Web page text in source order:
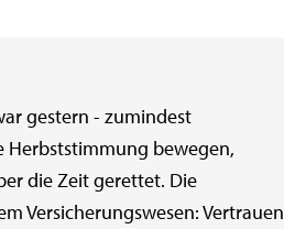
gestern - zumindest
Herbststimmung bewegen,
die Zeit gerettet. Die
Versicherungswesen: Vertrauen